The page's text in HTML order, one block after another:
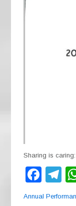
Sharing is caring:
F
a
T
el
Annual